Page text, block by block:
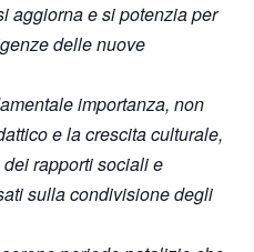
aggiorna e si potenzia per
delle nuove
importanza, non
e la crescita culturale,
rapporti sociali e
sulla condivisione degli